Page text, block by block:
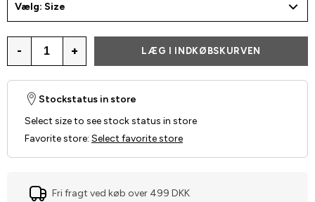
Vælg: Size
- + LÆG I INDKØBSKURVEN
Stockstatus in store
Select size to see stock status in store
Favorite store: Select favorite store
Fri fragt ved køb over 499 DKK